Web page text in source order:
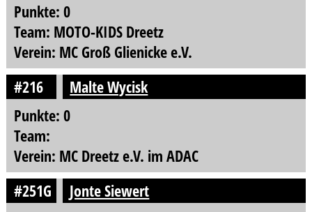
Punkte: 0
Team: MOTO-KIDS Dreetz
Verein: MC Groß Glienicke e.V.
#216
Malte Wycisk
Punkte: 0
Team:
Verein: MC Dreetz e.V. im ADAC
#251G
Jonte Siewert